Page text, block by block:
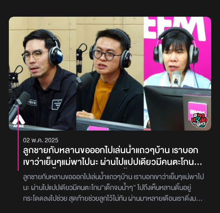
ล้อว่าเราแก่ แล้วเราแก่จริง ๆ พวกพี่ไม่อยากให้คุณหนูเครียดกับเรื่องนี้
ก็แค่คนปากเสียคนหนึ่ง เดี๋ยวสังคมก็ลงโทษเขาเอง...’ ก่อนวางสาย คุณ
หนูก็ได้อธิบายเพิ่มเติมอีกว่า ‘ตอนแรกที่หนูโดน หนูรู้สึกเครียดมาก และ
ก็ไม่ได้หลงรักน้องคนนี้ เพราะทั้งน้องและหนูก็ต่างมีแฟนกันแล้ว ที่หนูเล่า
ไปด้วย หัวเราะไปด้วย เพราะหนูได้คุยกับพวกพี่ ๆ ดีเจ หนูก็รู้สึกดี
ขึ้น’เรื่องราวทั้งหมดจะเป็นอย่างไร สามารถติดตามรับชมได้ทางใครมี
ปัญหาอยากโทรเข้ามาในรายการ Inbox ฝากเรื่องมาที่ Facebook
Fanpage EFM STATIONรับชมรายการสดได้ทุกวันพุธ เวลา 21.00-
23.00 น. ทางรายการวิทยุ EFM94 และ App Atime Fung Fin
มาตั้งเเต่ ม.6 ในตอนนั้นยังเป็นช่วงที่เป็นรักทางไกลอยู่ เเต่หลังจากที่เขา
เรียนจบ ม.ปลาย เขาก็เลือกที่จะย้ายตามมาหาเรา เขาก็อยู่ปี 1 ส่วนหนู
อยู่ปี 2 เราเลยได้ใช้ชีวิตในมหาลัยด้วยกัน 4 ปี หลังจากเราเรียนจบใน
ช่วงปีเเรก ด้วยความที่บ้านของหนูก็อยู่ใกล้กับมหาลัย เราเลยยังอยู่ใกล้
กัน เเต่พอ 1 ปีผ่านไปความสัมพันธ์ของหนูเหมือนจะกลายเป็นความ
สัมพันธ์เเบบรักทางไกลเเล้ว เพราะเราได้มาลองคุยเรื่องอนาคตกันว่า
เธออยากทำงานที่ไหน พอเราคุยกันเเบบจริงจังเลยรู้ว่าในอนาคต 5 – 6
ปีนี้เราจะไม่ได้อยู่ใกล้กันเลยเเน่ๆ เพราะด้วยหน้าที่การงานทำให้หนูกับ
เขาต้องอยู่ไกลกัน คนละจังหวัดเลย ต้องบอกก่อนว่าเเฟนหนูพึ่งจบ
ฝึกงานได้ไม่นาน เเต่หนูมีที่ทำงานที่สมัครไปเเล้ว เหลือเเค่รอบรรจุ เเต่
ของเเฟนตอนนี้เขาก็เลือกเเล้วว่าเขาจะทำงานตรงนี้ เเล้วบริษัทของเเฟ
นกับหนู เวลาเเละเรื่องของวันหยุดก็ไม่ตรงกัน ในช่วง 2 - 3ปีเเรกเราก็อยู่
ไม่ไกลกันมาก แต่ก็ใช้เวลาในการเดินทางมาหากันประมาณ 5 ชั่วโมง เเต่
หลังจากนั้นเราก็จะห่างกันไปอีก เพราะหนูแพลนไว้เเล้วว่าหลังจากหนูทำ
งานที่่เเรกได้สักพัก หนูก็จะย้ายกลับมาเพราะจะกลับมาดูแลที่บ้าน แต่
สายงานที่เเฟนหนูต้องทำ เขาก็จำเป็นต้องอยู่ในกรุงเทพ เเละถ้าเป็นเเบ
บนั้น เราก็ต้องอยู่ห่างกันไปอีก โดยใช้เวลาเดินทางประมาณ 8 - 9ชั่วโมง
เลย เเต่เเฟนหนูก็มีคิดไว้ว่าถ้าเขาเริ่มตั้งตัวได้เมื่อไหร่ เขาก็จะสร้างธุรกิจ
02 พ.ค. 2025
ลูกชายกับหลานขอออกไปเล่นน้ำแถวๆบ้าน เราบอก
เขาว่าเย็นๆแม่พาไปนะ ผ่านไปแปปเดียวมีคนตะโกน
“เด็กจมน้ำๆ” ไปถึงเห็นหลานดิ้นอยู่ กระโดดลงไปช่วย
สุดท้ายช่วยลูกไว้ไม่ทัน ผ่านมาหลายเดือน เราดิ่งมาก
ทุกครั้งที่เรามีความสุข หัวเราะ
ลูกชายกับหลานขอออกไปเล่นน้ำแถวๆบ้าน เราบอกเขาว่าเย็นๆแม่พาไป
นะ ผ่านไปแปปเดียวมีคนตะโกน“เด็กจมน้ำๆ” ไปถึงเห็นหลานดิ้นอยู่
กระโดดลงไปช่วย สุดท้ายช่วยลูกไว้ไม่ทัน ผ่านมาหลายเดือนเราดิ่งมาก